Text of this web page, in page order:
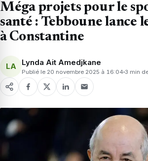
Méga projets pour le
santé : Tebboune lance
à Constantine
LA Lynda Ait Amedjkane
Publié le 20 novembre 2025 à 16:04 3 min